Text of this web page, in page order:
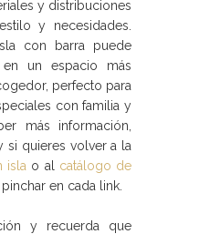
y distribuciones
y necesidades.
con barra puede
un espacio más
perfecto para
con familia y
más información,
si quieres volver a la
isla o al catálogo de
en cada link.
y recuerda que